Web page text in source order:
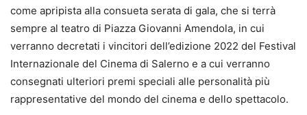
come apripista alla consueta serata di gala, che si terrà
sempre al teatro di Piazza Giovanni Amendola, in cui
verranno decretati i vincitori dell’edizione 2022 del Festival
Internazionale del Cinema di Salerno e a cui verranno
consegnati ulteriori premi speciali alle personalità più
rappresentative del mondo del cinema e dello spettacolo.